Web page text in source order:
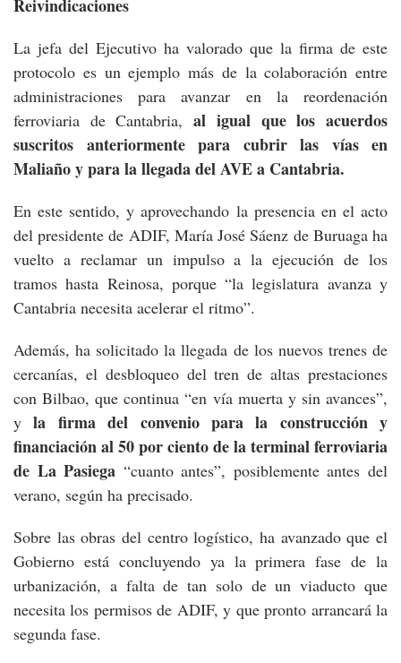
Reivindicaciones
La jefa del Ejecutivo ha valorado que la firma de este
protocolo es un ejemplo más de la colaboración entre
administraciones para avanzar en la reordenación
ferroviaria de Cantabria,al igual que los acuerdos
suscritos anteriormente para cubrir las vías en
Maliaño y para la llegada del AVE a Cantabria.
En este sentido, y aprovechando la presencia en el acto
del presidente de ADIF, María José Sáenz de Buruaga ha
vuelto a reclamar un impulso a la ejecución de los
tramos hasta Reinosa, porque “la legislatura avanza y
Cantabria necesita acelerar el ritmo”.
Además, ha solicitado la llegada de los nuevos trenes de
cercanías, el desbloqueo del tren de altas prestaciones
con Bilbao, que continua “en vía muerta y sin avances”,
yla firma del convenio para la construcción y
financiación al 50 por ciento de la terminal ferroviaria
de La Pasiega “cuanto antes”, posiblemente antes del
verano, según ha precisado.
Sobre las obras del centro logístico, ha avanzado que el
Gobierno está concluyendo ya la primera fase de la
urbanización, a falta de tan solo de un viaducto que
necesita los permisos de ADIF, y que pronto arrancará la
segunda fase.